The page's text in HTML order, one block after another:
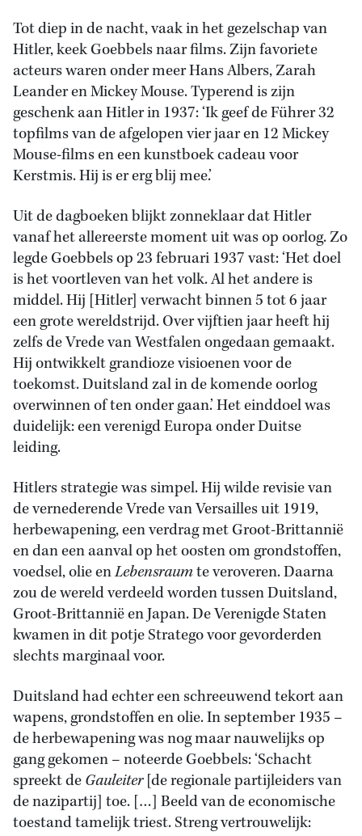
Tot diep in de nacht, vaak in het gezelschap van
Hitler, keek Goebbels naar films. Zijn favoriete
acteurs waren onder meer Hans Albers, Zarah
Leander en Mickey Mouse. Typerend is zijn
geschenk aan Hitler in 1937: ‘Ik geef de Führer 32
topfilms van de afgelopen vier jaar en 12 Mickey
Mouse-films en een kunstboek cadeau voor
Kerstmis. Hij is er erg blij mee.’
Uit de dagboeken blijkt zonneklaar dat Hitler
vanaf het allereerste moment uit was op oorlog. Zo
legde Goebbels op 23 februari 1937 vast: ‘Het doel
is het voortleven van het volk. Al het andere is
middel. Hij [Hitler] verwacht binnen 5 tot 6 jaar
een grote wereldstrijd. Over vijftien jaar heeft hij
zelfs de Vrede van Westfalen ongedaan gemaakt.
Hij ontwikkelt grandioze visioenen voor de
toekomst. Duitsland zal in de komende oorlog
overwinnen of ten onder gaan.’ Het einddoel was
duidelijk: een verenigd Europa onder Duitse
leiding.
Hitlers strategie was simpel. Hij wilde revisie van
de vernederende Vrede van Versailles uit 1919,
herbewapening, een verdrag met Groot-Brittannië
en dan een aanval op het oosten om grondstoffen,
voedsel, olie enLebensraumte veroveren. Daarna
zou de wereld verdeeld worden tussen Duitsland,
Groot-Brittannië en Japan. De Verenigde Staten
kwamen in dit potje Stratego voor gevorderden
slechts marginaal voor.
Duitsland had echter een schreeuwend tekort aan
wapens, grondstoffen en olie. In september 1935 –
de herbewapening was nog maar nauwelijks op
gang gekomen – noteerde Goebbels: ‘Schacht
spreekt deGauleiter[de regionale partijleiders van
de nazipartij] toe. […] Beeld van de economische
toestand tamelijk triest. Streng vertrouwelijk: